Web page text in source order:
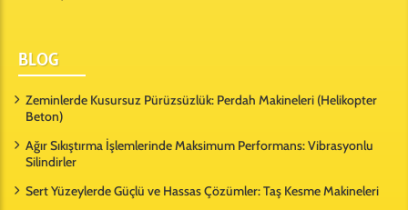
BLOG
Zeminlerde Kusursuz Pürüzsüzlük: Perdah Makineleri (Helikopter
Beton)
Ağır Sıkıştırma İşlemlerinde Maksimum Performans: Vibrasyonlu
Silindirler
Sert Yüzeylerde Güçlü ve Hassas Çözümler: Taş Kesme Makineleri